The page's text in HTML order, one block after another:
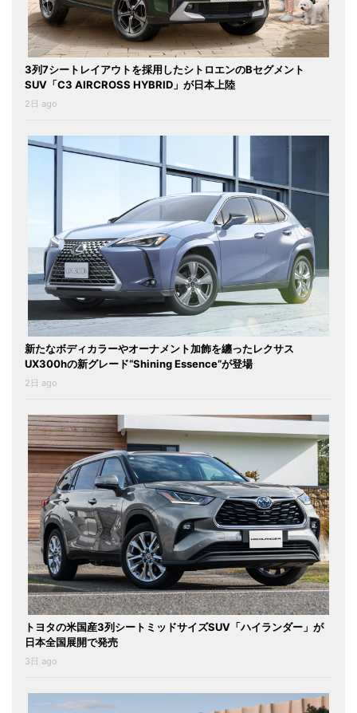
3列7シートレイアウトを採用したシトロエンのBセグメント
SUV「C3 AIRCROSS HYBRID」が日本上陸
2日 ago
新たなボディカラーやオーナメント加飾を纏ったレクサス
UX300hの新グレード“Shining Essence”が登場
2日 ago
トヨタの米国産3列シートミッドサイズSUV「ハイランダー」が
日本全国展開で発売
3日 ago